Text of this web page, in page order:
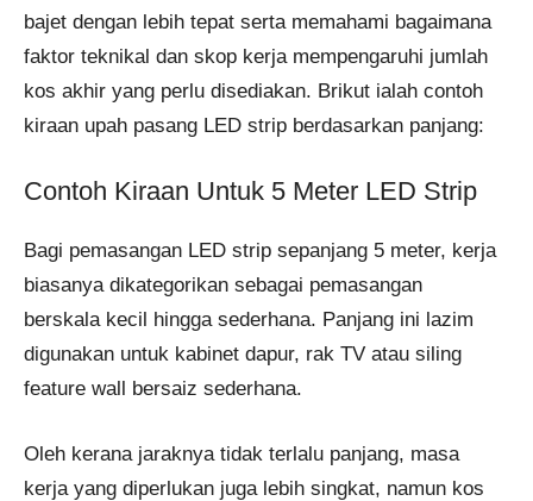
bajet dengan lebih tepat serta memahami bagaimana
faktor teknikal dan skop kerja mempengaruhi jumlah
kos akhir yang perlu disediakan. Brikut ialah contoh
kiraan upah pasang LED strip berdasarkan panjang:
Contoh Kiraan Untuk 5 Meter LED Strip
Bagi pemasangan LED strip sepanjang 5 meter, kerja
biasanya dikategorikan sebagai pemasangan
berskala kecil hingga sederhana. Panjang ini lazim
digunakan untuk kabinet dapur, rak TV atau siling
feature wall bersaiz sederhana.
Oleh kerana jaraknya tidak terlalu panjang, masa
kerja yang diperlukan juga lebih singkat, namun kos